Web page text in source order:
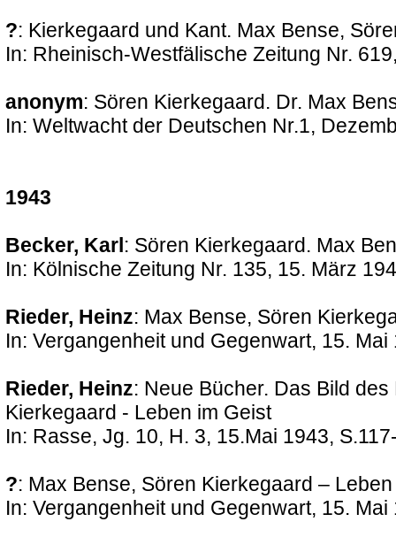
?: Kierkegaard und Kant. Max Bense,
In: Rheinisch-Westfälische Zeitung Nr.
anonym: Sören Kierkegaard. Dr. Max
In: Weltwacht der Deutschen Nr.1,
1943
Becker, Karl: Sören Kierkegaard. Max
In: Kölnische Zeitung Nr. 135, 15. März
Rieder, Heinz: Max Bense, Sören
In: Vergangenheit und Gegenwart, 15. Mai
Rieder, Heinz: Neue Bücher. Das Bild
Kierkegaard - Leben im Geist
In: Rasse, Jg. 10, H. 3, 15.Mai 1943,
?: Max Bense, Sören Kierkegaard –
In: Vergangenheit und Gegenwart, 15. Mai